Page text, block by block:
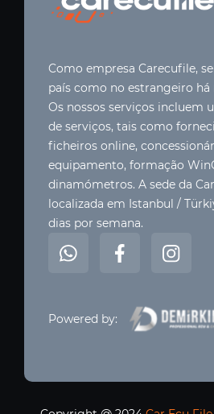
Como empresa Carecufile,
país como no estrangeiro há
Os nossos serviços incluem
de serviços, tais como
ficheiros online,
equipamento, formação
dinamómetros. A sede da
localizada em Istanbul /
dias por semana.
Powered by: